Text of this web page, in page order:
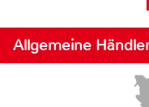
Allgemeine